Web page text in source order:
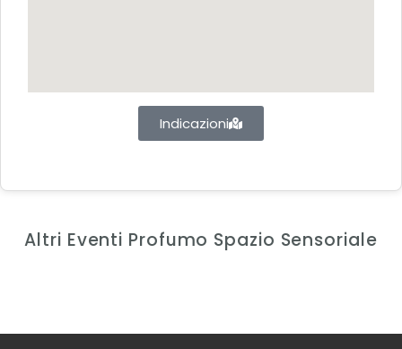
Indicazioni
Altri Eventi Profumo Spazio Sensoriale